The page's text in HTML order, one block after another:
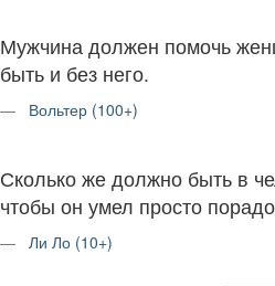
Мужчина должен помочь
быть и без него.
Вольтер (100+)
Сколько же должно быть в
чтобы он умел просто
Ли Ло (10+)